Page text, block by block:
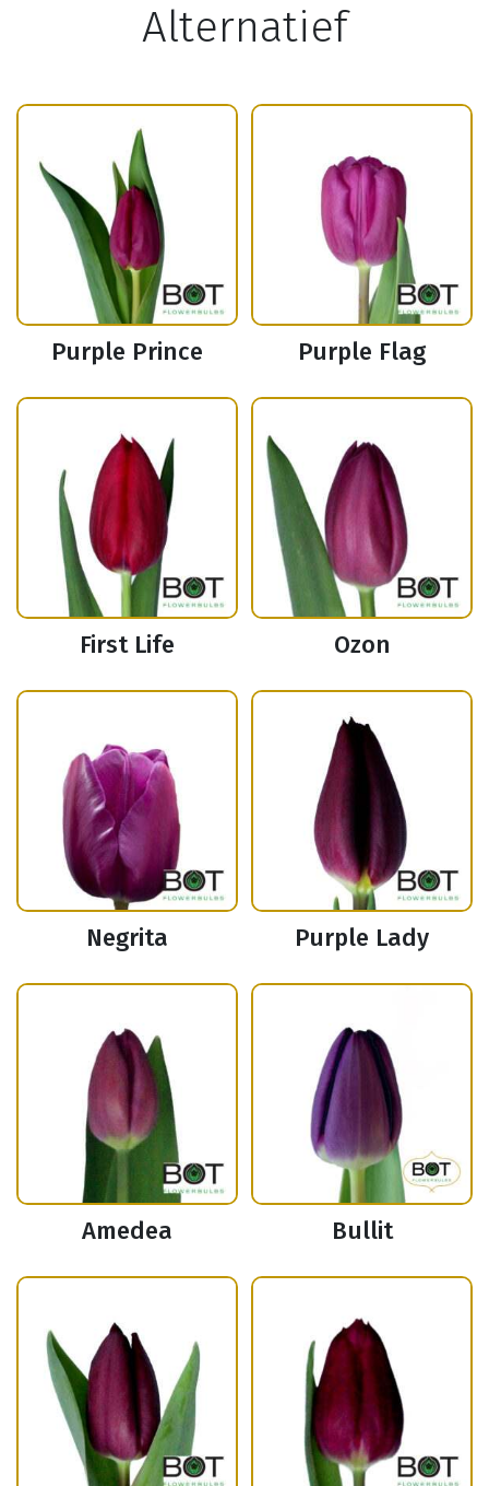
Alternatief
Purple Prince Purple Flag
First Life Ozon
Negrita Purple Lady
Amedea Bullit